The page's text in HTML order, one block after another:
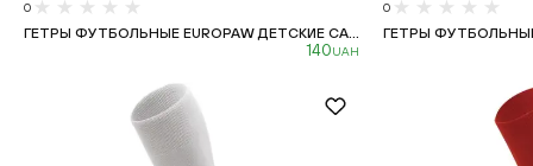
0
ГЕТРЫ ФУТБОЛЬНЫЕ EUROPAW ДЕТСКИЕ СА...
140UAH
0
ГЕТРЫ ФУТБОЛЬНЫЕ